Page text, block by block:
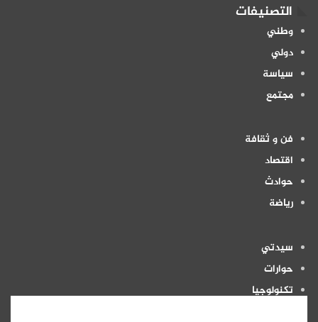
التصنيفات
وطني
دولي
سياسة
مجتمع
فن و ثقافة
اقتصاد
حوادث
رياضة
سيدتي
حوارات
تكنولوجيا